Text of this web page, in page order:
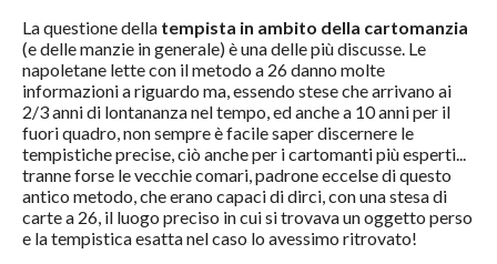
La questione della tempista in ambito della cartomanzia
(e delle manzie in generale) è una delle più discusse. Le
napoletane lette con il metodo a 26 danno molte
informazioni a riguardo ma, essendo stese che arrivano ai
2/3 anni di lontananza nel tempo, ed anche a 10 anni per il
fuori quadro, non sempre è facile saper discernere le
tempistiche precise, ciò anche per i cartomanti più esperti...
tranne forse le vecchie comari, padrone eccelse di questo
antico metodo, che erano capaci di dirci, con una stesa di
carte a 26, il luogo preciso in cui si trovava un oggetto perso
e la tempistica esatta nel caso lo avessimo ritrovato!